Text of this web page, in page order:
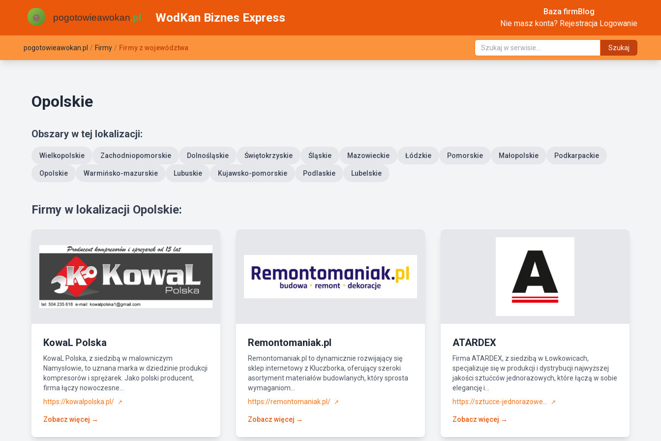
WodKan Biznes Express Baza firmBlog
Nie masz konta? Rejestracja Logowanie
pogotowieawokan.pl / Firmy / Firmy z województwa Szukaj
Opolskie
Obszary w tej lokalizacji:
Wielkopolskie Zachodniopomorskie Dolnośląskie Świętokrzyskie Śląskie Mazowieckie Łódzkie Pomorskie Małopolskie Podkarpackie
Opolskie Warmińsko-mazurskie Lubuskie Kujawsko-pomorskie Podlaskie Lubelskie
Firmy w lokalizacji Opolskie:
KowaL Polska
KowaL Polska, z siedzibą w malowniczym
Namysłowie, to uznana marka w dziedzinie produkcji
kompresorów i sprężarek. Jako polski producent,
firma łączy nowoczesne...
https://kowalpolska.pl/
↗
Zobacz więcej →
Remontomaniak.pl
Remontomaniak.pl to dynamicznie rozwijający się
sklep internetowy z Kluczborka, oferujący szeroki
asortyment materiałów budowlanych, który sprosta
wymaganiom...
https://remontomaniak.pl/
↗
Zobacz więcej →
ATARDEX
Firma ATARDEX, z siedzibą w Łowkowicach,
specjalizuje się w produkcji i dystrybucji najwyższej
jakości sztućców jednorazowych, które łączą w sobie
elegancję i...
https://sztucce-jednorazowe...
↗
Zobacz więcej →